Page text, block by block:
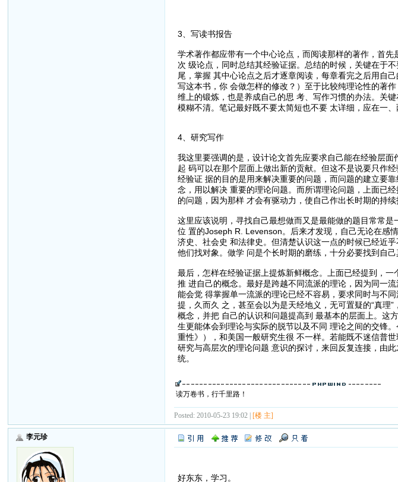
3、写读书报告
学术著作都应带有一个中心论点，而阅读那样的著作，首
次 级论点，同时总结其经验证据。总结的时候，关键在于
尾，掌握 其中心论点之后才逐章阅读，每章看完之后用自
写这本书，你 会做怎样的修改？）至于比较纯理论性的著
维上的锻炼，也是养成自己的思 考、写作习惯的办法。关
模糊不清。笔记最好既不要太简短也不要 太详细，应在一
4、研究写作
我这里要强调的是，设计论文首先应要求自己能在经验层
起 码可以在那个层面上做出新的贡献。但这不是说要只作
经验证 据的目的是用来解决重要的问题，而问题的建立要
念，用以解决 重要的理论问题。而所谓理论问题，上面已
的问题，因为那样 才会有驱动力，使自己作出长时期的持续
这里应该说明，寻找自己最想做而又是最能做的题目常常
位 置的Joseph R. Levenson。后来才发现，自己无论在感
济史、社会史 和法律史。但清楚认识这一点的时候已经近
他们找对象。做学 问是个长时期的磨练，十分必要找到自
最后，怎样在经验证据上提炼新鲜概念。上面已经提到，
推 进自己的概念。最好是跨越不同流派的理论，因为同一
能会觉 得掌握单一流派的理论已经不容易，要求同时与不
提，久而久 之，甚至会以为是天经地义，无可置疑的“真理
概念，并把 自己的认识和问题提高到 最基本的层面上。这
生更能体会到理论与实际的脱节以及不同 理论之间的交锋
重性》），和美国一般研究生很 不一样。若能既不迷信普
研究与高层次的理论问题 意识的探讨，来回反复连接，由
统。
读万卷书，行千里路！
Posted: 2010-05-23 19:02 |[楼 主]
李元珍
好东东，学习。